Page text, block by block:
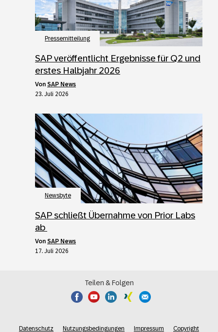
Pressemitteilung
SAP veröffentlicht Ergebnisse für Q2 und
erstes Halbjahr 2026
von SAP News
23. Juli 2026
Newsbyte
SAP schließt Übernahme von Prior Labs
ab
von SAP News
17. Juli 2026
Teilen & Folgen
Datenschutz Nutzungsbedingungen Impressum Copyright